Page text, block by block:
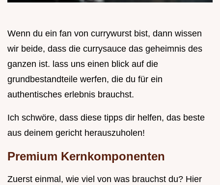
Wenn du ein fan von currywurst bist, dann wissen
wir beide, dass die currysauce das geheimnis des
ganzen ist. lass uns einen blick auf die
grundbestandteile werfen, die du für ein
authentisches erlebnis brauchst.
Ich schwöre, dass diese tipps dir helfen, das beste
aus deinem gericht herauszuholen!
Premium Kernkomponenten
Zuerst einmal, wie viel von was brauchst du? Hier